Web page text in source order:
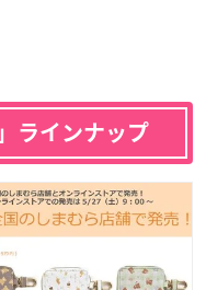
ラインナップ